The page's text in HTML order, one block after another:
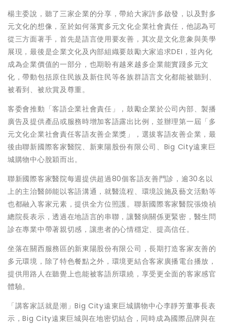
楊主委說，聽了三家企業的分享，帶給大家許多啟發，以及對多
元文化的想像，至於如何落實多元文化企業社會責任，他認為可
從三方面著手，首先是語言使用要友善，其次是文化意象與美學
展現，最後是企業文化及內部組織要鼓勵大家追求DEI，並內化
成為企業價值的一部分，也期盼有越來越多企業能實踐多元文
化，帶動包括原住民族及新住民等各族群語言文化都能被聽到、
被看到、被欣賞及尊重。
客委會推動「客語企業社會責任」，鼓勵企業於公司內部、製播
廣告及提供產品或服務時增加客語露出比例，並辦理第一屆「多
元文化企業社會責任客語友善企業獎」，選拔客語友善企業，最
後由聯新國際客家醫院、新東陽股份有限公司、Big City遠東巨
城購物中心脫穎而出。
聯新國際客家醫院每週提供超過80個客語友善門診，逾30名以
上的主治醫師能以客語溝通，就醫流程、環境設施及藝文活動等
也都融入客家元素，提供全方位照護。聯新國際客家醫院張煥禎
總院長表示，透過在地語言的串聯，讓醫病關係更緊密，醫生問
診在專業中帶著親切感，讓患者的心情穩定、提高信任。
坐落在關西服務區的新東陽股份有限公司，長期打造客家友善的
多元環境，除了特色餐點之外，環境更結合客家廣播電台播放，
提供用路人在聽覺上也能被客語所環繞，享受更全面的客家感官
體驗。
「講客家話就是潮」Big City遠東巨城購物中心李靜芳董事長表
示，Big City遠東巨城與在地密切結合，同時成為國際品牌與在